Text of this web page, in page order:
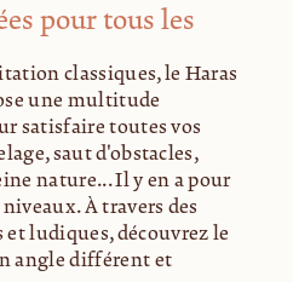
pour tous les
classiques, le Haras
une multitude
satisfaire toutes vos
saut d'obstacles,
nature... Il y en a pour
À travers des
ludiques, découvrez le
angle différent et